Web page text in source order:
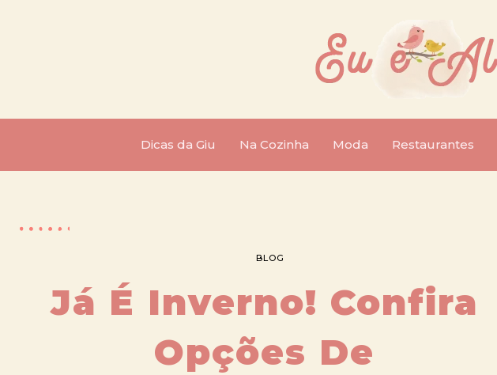
Dicas da Giu Na Cozinha Moda Restaurantes
BLOG
Já É Inverno! Confira
Opções De